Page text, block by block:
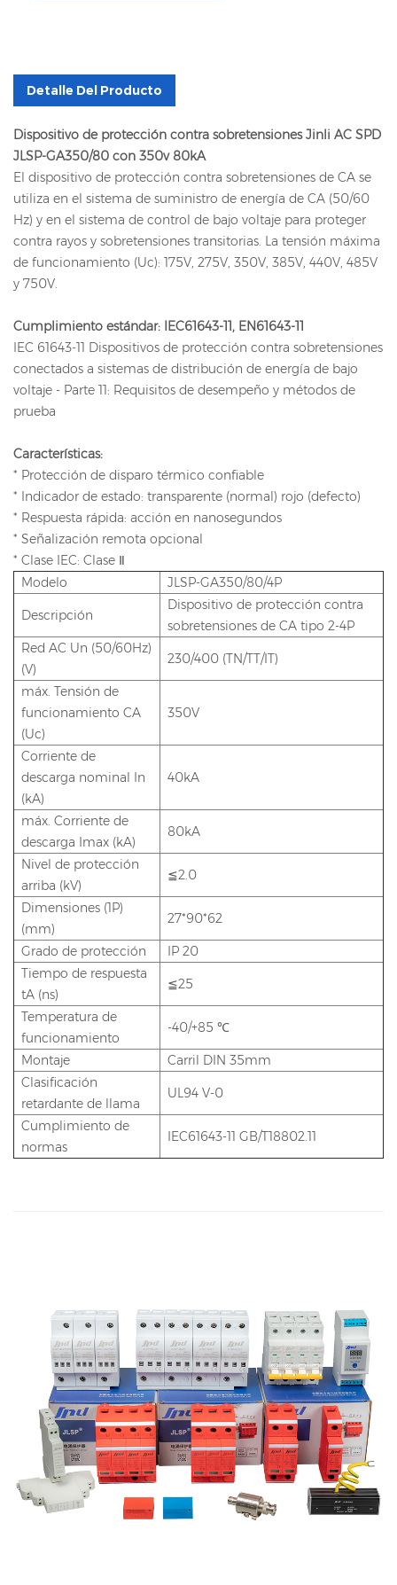
Detalle Del Producto
Dispositivo de protección contra sobretensiones Jinli AC SPD
JLSP-GA350/80 con 350v 80kA
El dispositivo de protección contra sobretensiones de CA se
utiliza en el sistema de suministro de energía de CA (50/60
Hz) y en el sistema de control de bajo voltaje para proteger
contra rayos y sobretensiones transitorias. La tensión máxima
de funcionamiento (Uc): 175V, 275V, 350V, 385V, 440V, 485V
y 750V.
Cumplimiento estándar: IEC61643-11, EN61643-11
IEC 61643-11 Dispositivos de protección contra sobretensiones
conectados a sistemas de distribución de energía de bajo
voltaje - Parte 11: Requisitos de desempeño y métodos de
prueba
Características:
* Protección de disparo térmico confiable
* Indicador de estado: transparente (normal) rojo (defecto)
* Respuesta rápida: acción en nanosegundos
* Señalización remota opcional
* Clase IEC: Clase Ⅱ
Modelo
JLSP-GA350/80/4P
Descripción
Dispositivo de protección contra
sobretensiones de CA tipo 2-4P
Red AC Un (50/60Hz)
(V)
230/400 (TN/TT/IT)
máx. Tensión de
funcionamiento CA
(Uc)
350V
Corriente de
descarga nominal In
(kA)
40kA
máx. Corriente de
descarga Imax (kA)
80kA
Nivel de protección
arriba (kV)
≦2.0
Dimensiones (1P)
(mm)
27*90*62
Grado de protección
IP 20
Tiempo de respuesta
tA (ns)
≦25
Temperatura de
funcionamiento
-40/+85 ℃
Montaje
Carril DIN 35mm
Clasificación
retardante de llama
UL94 V-0
Cumplimiento de
normas
IEC61643-11 GB/T18802.11